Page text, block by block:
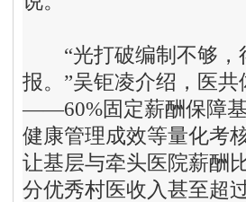
“光打破编制不够，
报。”吴钜凌介绍，医
——60%固定薪酬保障基
健康管理成效等量化考
让基层与牵头医院薪酬
分优秀村医收入甚至超